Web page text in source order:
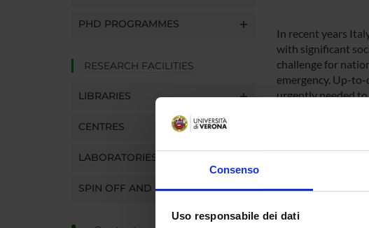
Consenso
Uso responsabile dei dati
PHD PROGRAMMES
RESEARCH FACILITIES
LIBRARIES
CENTRES
LABORATORIES
SPIN OFF AND COMPANIES
In recent years
with significant
challenge for
emergency. Up-
urgently needed
Another
psychiatric
evidence on the
psychological
epidemiological
international
psychiatric
initiative of